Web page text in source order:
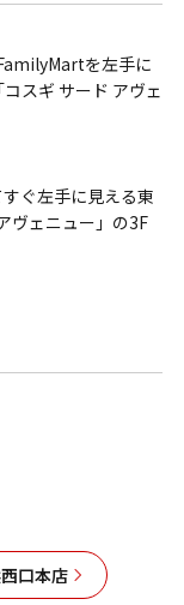
を左手に
スギ サード アヴェ
ぐ左手に見える東
ヴェニュー」の3F
口本店